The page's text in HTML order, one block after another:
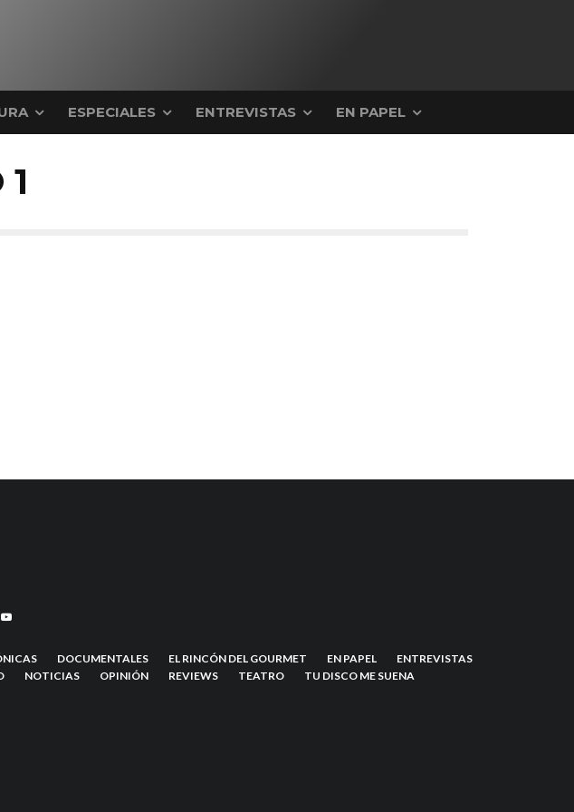
ESPECIALES ENTREVISTAS EN PAPEL
DOCUMENTALES EL RINCÓN DEL GOURMET EN PAPEL
ENTREVISTAS
NOTICIAS OPINIÓN REVIEWS TEATRO TU DISCO ME SUENA